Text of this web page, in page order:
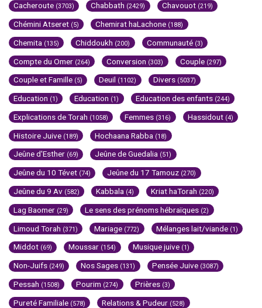
Cacheroute (3703) Chabbath (2429) Chavouot (219)
Chémini Atseret (5) Chemirat haLachone (188)
Chemita (135) Chiddoukh (200) Communauté (3)
Compte du Omer (264) Conversion (303) Couple (297)
Couple et Famille (5) Deuil (1102) Divers (5037)
Education (1) Education (1) Education des enfants (244)
Explications de Torah (1058) Femmes (316) Hassidout (4)
Histoire Juive (189) Hochaana Rabba (18)
Jeûne d'Esther (69) Jeûne de Guedalia (51)
Jeûne du 10 Tévet (74) Jeûne du 17 Tamouz (270)
Jeûne du 9 Av (582) Kabbala (4) Kriat haTorah (220)
Lag Baomer (29) Le sens des prénoms hébraïques (2)
Limoud Torah (371) Mariage (772) Mélanges lait/viande (1)
Middot (69) Moussar (154) Musique juive (1)
Non-Juifs (249) Nos Sages (131) Pensée Juive (3087)
Pessah (1508) Pourim (274) Prières (3)
Pureté Familiale (578) Relations & Pudeur (528)